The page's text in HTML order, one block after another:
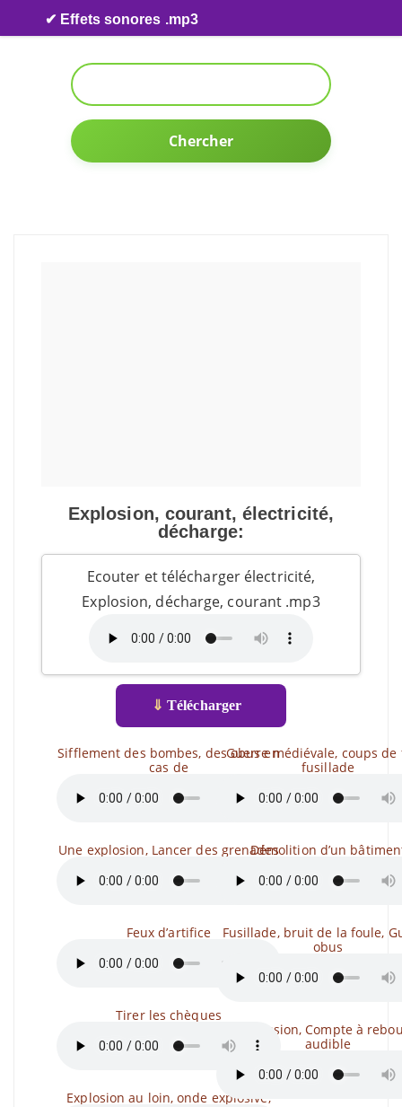
Skip to content
✔ Effets sonores .mp3
Chercher
Explosion, courant, électricité,
décharge:
Ecouter et télécharger électricité,
Explosion, décharge, courant .mp3
⇓ Télécharger
Sifflement des bombes, des obus en
cas de
Une explosion, Lancer des grenades
Feux d’artifice
Tirer les chèques
Explosion au loin, onde explosive,
Guerre médiévale, coups de
fusillade
Démolition d’un
Fusillade, bruit de la foule,
obus
Explosion, Compte à
audible